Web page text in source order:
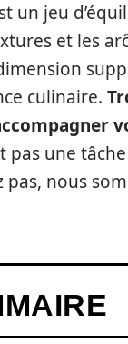
un jeu
et les
culinaire.
pas une
pas, nous